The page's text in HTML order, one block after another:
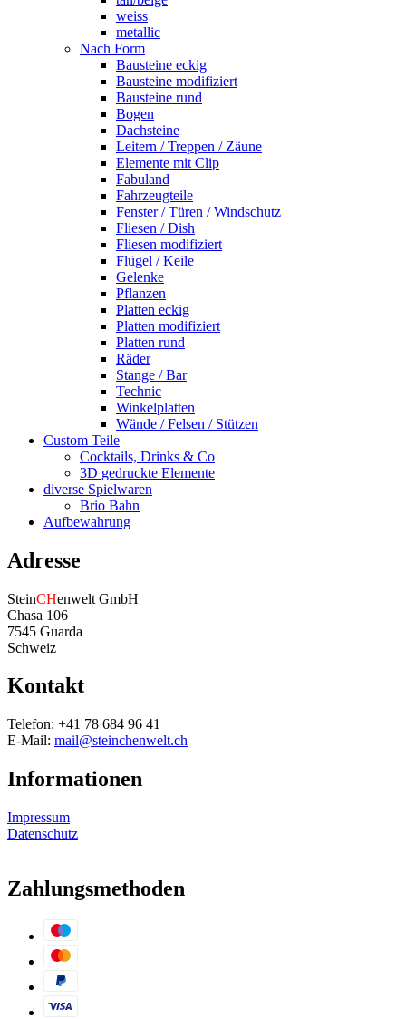
weiss
metallic
Nach Form
Bausteine eckig
Bausteine modifiziert
Bausteine rund
Bogen
Dachsteine
Leitern / Treppen / Zäune
Elemente mit Clip
Fabuland
Fahrzeugteile
Fenster / Türen / Windschutz
Fliesen / Dish
Fliesen modifiziert
Flügel / Keile
Gelenke
Pflanzen
Platten eckig
Platten modifiziert
Platten rund
Räder
Stange / Bar
Technic
Winkelplatten
Wände / Felsen / Stützen
Custom Teile
Cocktails, Drinks & Co
3D gedruckte Elemente
diverse Spielwaren
Brio Bahn
Aufbewahrung
Adresse
SteinCHenwelt GmbH
Chasa 106
7545 Guarda
Schweiz
Kontakt
Telefon: +41 78 684 96 41
E-Mail: mail@steinchenwelt.ch
Informationen
Impressum
Datenschutz
Zahlungsmethoden